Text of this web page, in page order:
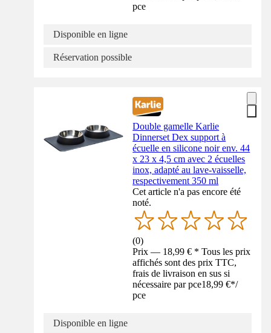
pce
Disponible en ligne
Réservation possible
Double gamelle Karlie
Dinnerset Dex support à
écuelle en silicone noir env. 44
x 23 x 4,5 cm avec 2 écuelles
inox, adapté au lave-vaisselle,
respectivement 350 ml
Cet article n'a pas encore été
noté.
(0)
Prix — 18,99 € * Tous les prix
affichés sont des prix TTC,
frais de livraison en sus si
nécessaire par pce18,99 €*/
pce
Disponible en ligne